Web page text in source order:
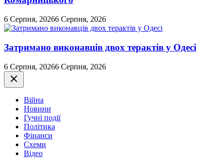
6 Серпня, 20266 Серпня, 2026
Затримано виконавців двох терактів у Одесі
6 Серпня, 20266 Серпня, 2026
Закрити
Війна
Новини
Гучні події
Політика
Фінанси
Схеми
Відео